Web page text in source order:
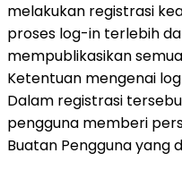
melakukan registrasi
proses log-in terlebih
mempublikasikan
Ketentuan mengenai
Dalam registrasi
pengguna memberi
Buatan Pengguna yang